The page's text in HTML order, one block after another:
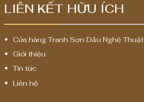
LIÊN KẾT HỮU ÍCH
Cửa hàng Tranh Sơn Dầu Nghệ Thuật
Giới thiệu
Tin tức
Liên hệ